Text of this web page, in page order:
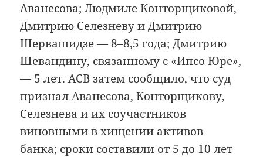
Аванесова; Людмиле Конторщиковой,
Дмитрию Селезневу и Дмитрию
Шервашидзе — 8–8,5 года; Дмитрию
Шевандину, связанному с «Ипсо Юре»,
— 5 лет. АСВ затем сообщило, что суд
признал Аванесова, Конторщикову,
Селезнева и их соучастников
виновными в хищении активов
банка; сроки составили от 5 до 10 лет